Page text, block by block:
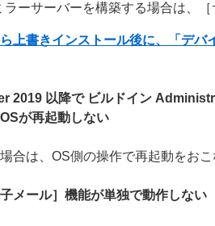
ラーサーバーを構築する場合は、
ら上書きインストール後に、「デ
2019 以降で ビルドイン
が再起動しない
合は、OS側の操作で再起動をお
子メール］機能が単独で動作しない